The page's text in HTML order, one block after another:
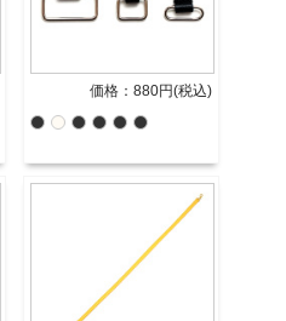
価格：880円(税込)